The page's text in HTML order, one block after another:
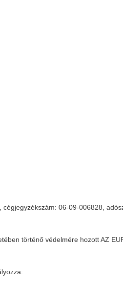
06-09-006828,
történő védelmére hozott AZ